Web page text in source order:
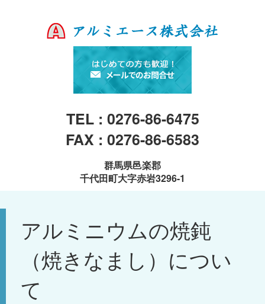
TEL : 0276-86-6475
FAX : 0276-86-6583
群馬県邑楽郡
千代田町大字赤岩3296-1
アルミニウムの焼鈍
（焼きなまし）につい
て